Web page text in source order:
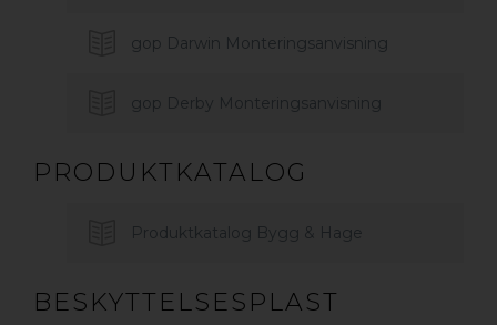
gop Darwin Monteringsanvisning
gop Derby Monteringsanvisning
PRODUKTKATALOG
Produktkatalog Bygg & Hage
BESKYTTELSESPLAST